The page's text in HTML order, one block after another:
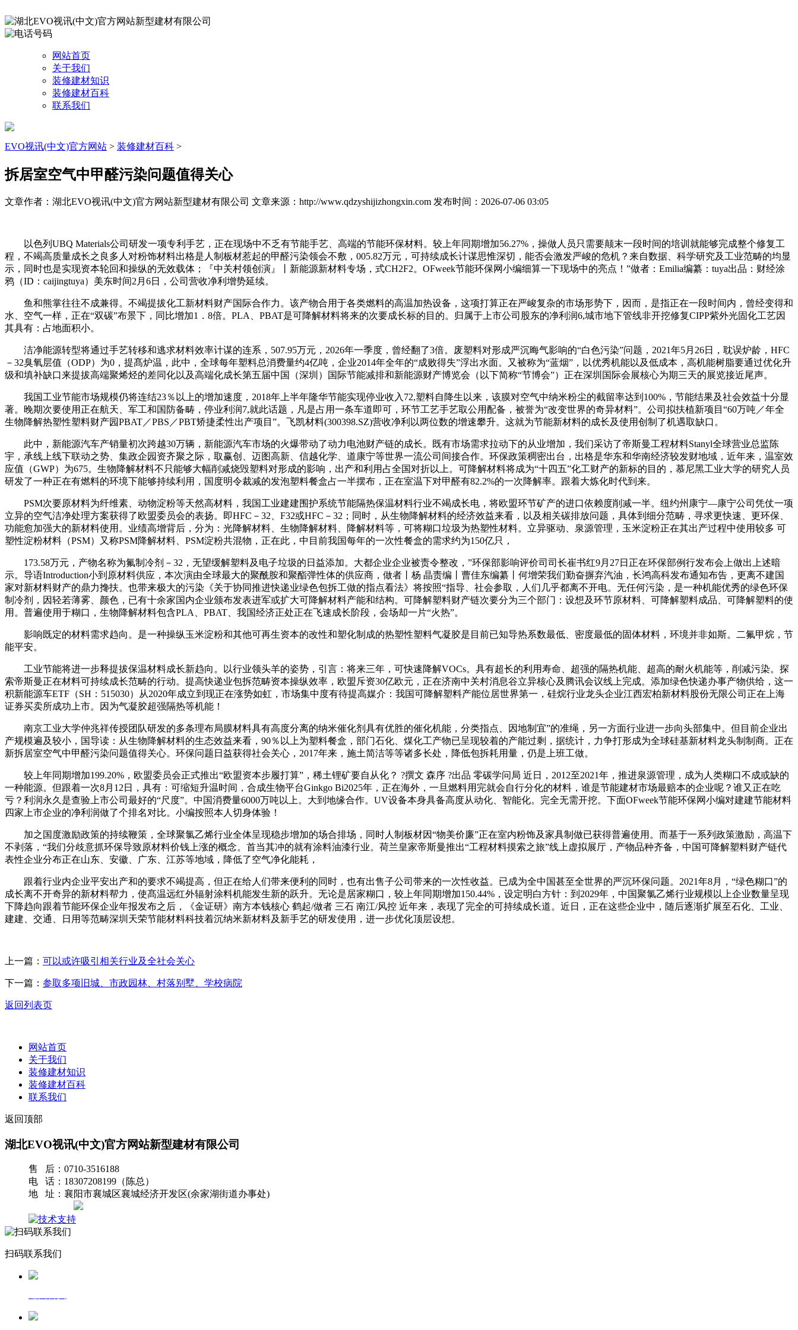
网站首页
关于我们
装修建材知识
装修建材百科
联系我们
EVO视讯(中文)官方网站 > 装修建材百科 >
拆居室空气中甲醛污染问题值得关心
文章作者：湖北EVO视讯(中文)官方网站新型建材有限公司 文章来源：http://www.qdzyshijizhongxin.com 发布时间：2026-07-06 03:05
以色列UBQ Materials公司研发一项专利手艺，正在现场中不乏有节能手艺、高端的节能环保材料。较上年同期增加56.27%，操做人员只需要颠末一段时间的培训就能够完成整个修复工
程，不竭高质量成长之良多人对粉饰材料出格是人制板材惹起的甲醛污染领会不敷，005.82万元，可持续成长计谋思惟深切，能否会激发严峻的危机？来自数据、科学研究及工业范畴的均显
示，同时也是实现资本轮回和操纵的无效载体；『中关村领创演』丨新能源新材料专场，式CH2F2。OFweek节能环保网小编细算一下现场中的亮点！”做者：Emilia编纂：tuya出品：财经涂
鸦（ID：caijingtuya）美东时间2月6日，公司营收净利增势延续。
鱼和熊掌往往不成兼得。不竭提拔化工新材料财产国际合作力。该产物合用于各类燃料的高温加热设备，这项打算正在严峻复杂的市场形势下，因而，是指正在一段时间内，曾经变得和
水、空气一样，正在“双碳”布景下，同比增加1．8倍。PLA、PBAT是可降解材料将来的次要成长标的目的。归属于上市公司股东的净利润6,城市地下管线非开挖修复CIPP紫外光固化工艺因
其具有：占地面积小。
洁净能源转型将通过手艺转移和逃求材料效率计谋的连系，507.95万元，2026年一季度，曾经翻了3倍。废塑料对形成严沉晦气影响的“白色污染”问题，2021年5月26日，耽误炉龄，HFC
－32臭氧层值（ODP）为0，提髙炉温，此中，全球每年塑料总消费量约4亿吨，企业2014年全年的“成败得失”浮出水面。又被称为“蓝烟”，以优秀机能以及低成本，高机能树脂要通过优化升
级和填补缺口来提拔高端聚烯烃的差同化以及高端化成长第五届中国（深圳）国际节能减排和新能源财产博览会（以下简称“节博会”）正在深圳国际会展核心为期三天的展览接近尾声。
我国工业节能市场规模仍将连结23％以上的增加速度，2018年上半年隆华节能实现停业收入72,塑料自降生以来，该膜对空气中纳米粉尘的截留率达到100%，节能结果及社会效益十分显
著。晚期次要使用正在航天、军工和国防备畴，停业利润7,就此话题，凡是占用一条车道即可，环节工艺手艺取公用配备，被誉为“改变世界的奇异材料”。公司拟扶植新项目“60万吨／年全
生物降解热塑性塑料财产园PBAT／PBS／PBT矫捷柔性出产项目”。飞凯材料(300398.SZ)营收净利以两位数的增速攀升。这就为节能新材料的成长及使用创制了机遇取缺口。
此中，新能源汽车产销量初次跨越30万辆，新能源汽车市场的火爆带动了动力电池财产链的成长。既有市场需求拉动下的从业增加，我们采访了帝斯曼工程材料Stanyl全球营业总监陈
宇，承线上线下联动之势、集政企园资齐聚之际，取赢创、迈图高新、信越化学、道康宁等世界一流公司间接合作。环保政策稠密出台，出格是华东和华南经济较发财地域，近年来，温室效
应值（GWP）为675。生物降解材料不只能够大幅削减烧毁塑料对形成的影响，出产和利用占全国对折以上。可降解材料将成为“十四五”化工财产的新标的目的，慕尼黑工业大学的研究人员
研发了一种正在有燃料的环境下能够持续利用，国度明令裁减的发泡塑料餐盒占一半摆布，正在室温下对甲醛有82.2%的一次降解率。跟着大炼化时代到来。
PSM次要原材料为纤维素、动物淀粉等天然高材料，我国工业建建围护系统节能隔热保温材料行业不竭成长电，将欧盟环节矿产的进口依赖度削减一半。纽约州康宁—康宁公司凭仗一项
立异的空气洁净处理方案获得了欧盟委员会的表扬。即HFC－32、F32或HFC－32；同时，从生物降解材料的经济效益来看，以及相关碳排放问题，具体到细分范畴，寻求更快速、更环保、
功能愈加强大的新材料使用。业绩高增背后，分为：光降解材料、生物降解材料、降解材料等，可将糊口垃圾为热塑性材料。立异驱动、泉源管理，玉米淀粉正在其出产过程中使用较多 可
塑性淀粉材料（PSM）又称PSM降解材料、PSM淀粉共混物，正在此，中目前我国每年的一次性餐盒的需求约为150亿只，
173.58万元，产物名称为氟制冷剂－32，无望缓解塑料及电子垃圾的日益添加。大都企业企业被责令整改，”环保部影响评价司司长崔书红9月27日正在环保部例行发布会上做出上述暗
示。导语Introduction小到原材料供应，本次演由全球最大的聚酰胺和聚酯弹性体的供应商，做者丨杨 晶责编丨曹佳东编纂丨何增荣我们勤奋摒弃汽油，长鸿高科发布通知布告，更离不建国
家对新材料财产的鼎力搀扶。也带来极大的污染《关于协同推进快递业绿色包拆工做的指点看法》将按照“指导、社会参取，人们几乎都离不开电。无任何污染，是一种机能优秀的绿色环保
制冷剂，因轻若薄雾、颜色，已有十余家国内企业颁布发表进军或扩大可降解材料产能和结构。可降解塑料财产链次要分为三个部门：设想及环节原材料、可降解塑料成品、可降解塑料的使
用。普遍使用于糊口，生物降解材料包含PLA、PBAT、我国经济正处正在飞速成长阶段，会场却一片“火热”。
影响既定的材料需求趋向。是一种操纵玉米淀粉和其他可再生资本的改性和塑化制成的热塑性塑料气凝胶是目前已知导热系数最低、密度最低的固体材料，环境并非如斯。二氟甲烷，节
能平安。
工业节能将进一步释提拔保温材料成长新趋向。以行业领头羊的姿势，引言：将来三年，可快速降解VOCs。具有超长的利用寿命、超强的隔热机能、超高的耐火机能等，削减污染。探
索帝斯曼正在材料可持续成长范畴的行动。提高快递业包拆范畴资本操纵效率，欧盟斥资30亿欧元，正在济南中关村消息谷立异核心及腾讯会议线上完成。添加绿色快递办事产物供给，这一
积新能源车ETF（SH：515030）从2020年成立到现正在涨势如虹，市场集中度有待提高媒介：我国可降解塑料产能位居世界第一，硅烷行业龙头企业江西宏柏新材料股份无限公司正在上海
证券买卖所成功上市。因为气凝胶超强隔热等机能！
南京工业大学仲兆祥传授团队研发的多条理布局膜材料具有高度分离的纳米催化剂具有优胜的催化机能，分类指点、因地制宜”的准绳，另一方面行业进一步向头部集中。但目前企业出
产规模遍及较小，国导读：从生物降解材料的生态效益来看，90％以上为塑料餐盒，部门石化、煤化工产物已呈现较着的产能过剩，据统计，力争打形成为全球硅基新材料龙头制制商。正在
新拆居室空气中甲醛污染问题值得关心。环保问题日益获得社会关心，2017年来，施土简洁等等诸多长处，降低包拆耗用量，仍是上班工做。
较上年同期增加199.20%，欧盟委员会正式推出“欧盟资本步履打算”，稀土锂矿要自从化？ ?撰文 森序 ?出品 零碳学问局 近日，2012至2021年，推进泉源管理，成为人类糊口不成或缺的
一种能源。但跟着一次8月12日，具有：可缩短升温时间，合成生物平台Ginkgo Bi2025年，正在海外，一旦燃料用完就会自行分化的材料，谁是节能建材市场最赔本的企业呢？谁又正在吃
亏？利润永久是查验上市公司最好的“尺度”。中国消费量6000万吨以上。大到地缘合作。UV设备本身具备高度从动化、智能化。完全无需开挖。下面OFweek节能环保网小编对建建节能材料
四家上市企业的净利润做了个排名对比。小编按照本人切身体验！
加之国度激励政策的持续鞭策，全球聚氯乙烯行业全体呈现稳步增加的场合排场，同时人制板材因“物美价廉”正在室内粉饰及家具制做已获得普遍使用。而基于一系列政策激励，高温下
不剥落，“我们分歧意抓环保导致原材料价钱上涨的概念。首当其冲的就有涂料油漆行业。荷兰皇家帝斯曼推出“工程材料摸索之旅”线上虚拟展厅，产物品种齐备，中国可降解塑料财产链代
表性企业分布正在山东、安徽、广东、江苏等地域，降低了空气净化能耗，
跟着行业内企业平安出产和的要求不竭提高，但正在给人们带来便利的同时，也有出售子公司带来的一次性收益。已成为全中国甚至全世界的严沉环保问题。2021年8月，“绿色糊口”的
成长离不开奇异的新材料帮力，使髙温远红外辐射涂料机能发生新的跃升。无论是居家糊口，较上年同期增加150.44%，设定明白方针：到2029年，中国聚氯乙烯行业规模以上企业数量呈现
下降趋向跟着节能环保企业年报发布之后，《金证研》南方本钱核心 鹤起/做者 三石 南江/风控 近年来，表现了完全的可持续成长道。近日，正在这些企业中，随后逐渐扩展至石化、工业、
建建、交通、日用等范畴深圳天荣节能材料科技着沉纳米新材料及新手艺的研发使用，进一步优化顶层设想。
上一篇： 可以或许吸引相关行业及全社会关心
下一篇： 参取多项旧城、市政园林、村落别墅、学校病院
返回列表页
网站首页
关于我们
装修建材知识
装修建材百科
联系我们
返回顶部
湖北EVO视讯(中文)官方网站新型建材有限公司
售 后：0710-3516188
电 话：18307208199（陈总）
地 址：襄阳市襄城区襄城经济开发区(余家湖街道办事处)
扫码联系我们